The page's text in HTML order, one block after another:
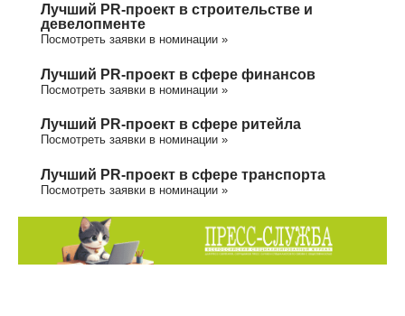
Лучший PR-проект в строительстве и
девелопменте
Посмотреть заявки в номинации »
Лучший PR-проект в сфере финансов
Посмотреть заявки в номинации »
Лучший PR-проект в сфере ритейла
Посмотреть заявки в номинации »
Лучший PR-проект в сфере транспорта
Посмотреть заявки в номинации »